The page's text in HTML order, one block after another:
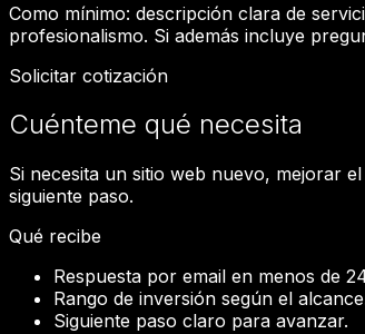
Como mínimo: descripción clara de
profesionalismo. Si además incluye
Solicitar cotización
Cuénteme qué necesita
Si necesita un sitio web nuevo, mejorar
siguiente paso.
Qué recibe
Respuesta por email en menos de
Rango de inversión según el
Siguiente paso claro para avanzar.